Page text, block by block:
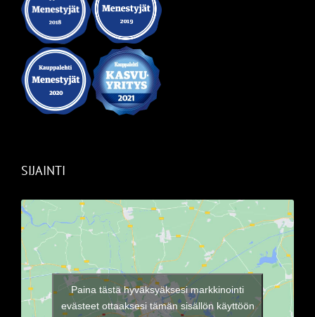
SIJAINTI
Paina tästä hyväksyäksesi markkinointi
evästeet ottaaksesi tämän sisällön käyttöön